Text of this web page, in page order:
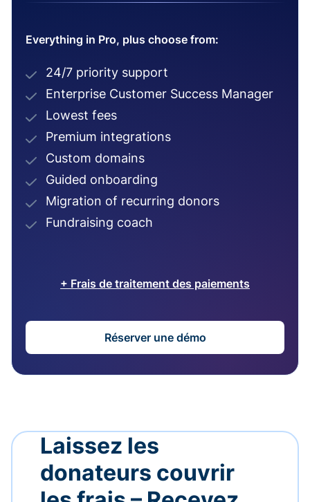
Everything in Pro, plus choose from:
24/7 priority support
Enterprise Customer Success Manager
Lowest fees
Premium integrations
Custom domains
Guided onboarding
Migration of recurring donors
Fundraising coach
+ Frais de traitement des paiements
Réserver une démo
Laissez les
donateurs couvrir